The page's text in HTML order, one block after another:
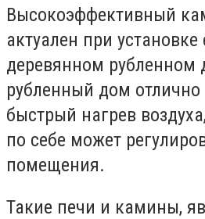
Высокоэффективный
актуален при установке
деревянном рубленном
рубленный дом отлично
быстрый нагрев
по себе может
помещения.
Такие печи и камины,